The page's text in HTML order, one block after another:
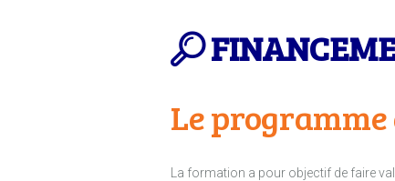
Le
La formation a pour objectif de faire